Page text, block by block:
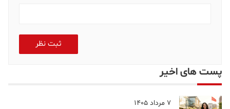
ثبت نظر
پست های اخیر
7 مرداد 1405